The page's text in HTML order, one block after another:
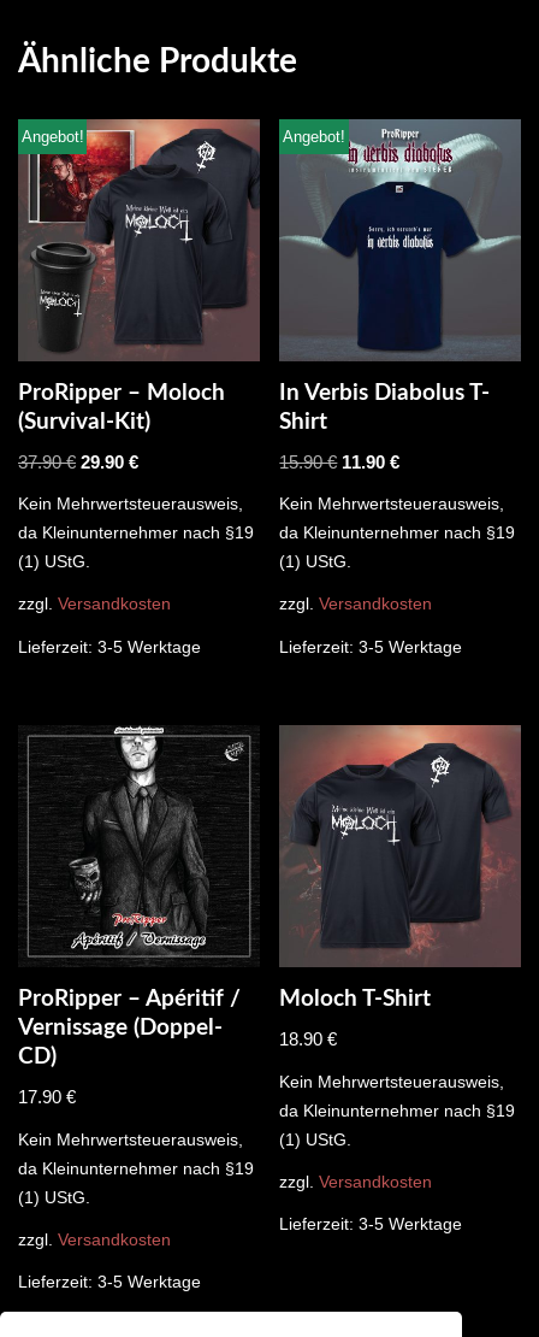
Ähnliche Produkte
Angebot!
ProRipper – Moloch
(Survival-Kit)
37.90€ 29.90 €
Kein Mehrwertsteuerausweis,
da Kleinunternehmer nach §19
(1) UStG.
zzgl. Versandkosten
Lieferzeit: 3-5 Werktage
Angebot!
In Verbis Diabolus T-
Shirt
15.90€ 11.90€
Kein Mehrwertsteuerausweis,
da Kleinunternehmer nach §19
(1) UStG.
zzgl.Versandkosten
Lieferzeit:3-5 Werktage
ProRipper – Apéritif /
Vernissage (Doppel-
CD)
17.90 €
Kein Mehrwertsteuerausweis,
da Kleinunternehmer nach §19
(1) UStG.
zzgl. Versandkosten
Lieferzeit: 3-5 Werktage
Moloch T-Shirt
18.90€
Kein Mehrwertsteuerausweis,
da Kleinunternehmer nach §19
(1) UStG.
zzgl.Versandkosten
Lieferzeit:3-5 Werktage